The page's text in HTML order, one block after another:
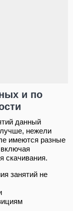
и по
данный
лучше, нежели
имеются разные
скачивания.
занятий не